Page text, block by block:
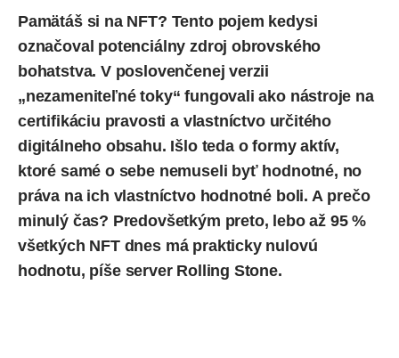
Pamätáš si na NFT? Tento pojem kedysi
označoval potenciálny zdroj obrovského
bohatstva. V poslovenčenej verzii
„nezameniteľné toky“ fungovali ako nástroje na
certifikáciu pravosti a vlastníctvo určitého
digitálneho obsahu. Išlo teda o formy aktív,
ktoré samé o sebe nemuseli byť hodnotné, no
práva na ich vlastníctvo hodnotné boli. A prečo
minulý čas? Predovšetkým preto, lebo až 95 %
všetkých NFT dnes má prakticky nulovú
hodnotu, píše server Rolling Stone.